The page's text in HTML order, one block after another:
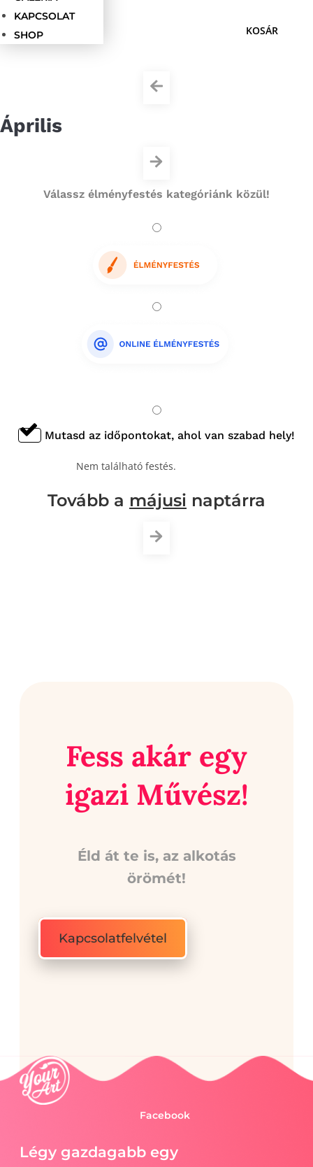
KAPCSOLAT
SHOP
Április
Válassz élményfestés kategóriánk közül!
Mutasd az időpontokat, ahol van szabad hely!
Nem található festés.
Tovább a májusi naptárra
Fess akár egy
igazi Művész!
Éld át te is, az alkotás
örömét!
Kapcsolatfelvétel
Facebook
Légy gazdagabb egy